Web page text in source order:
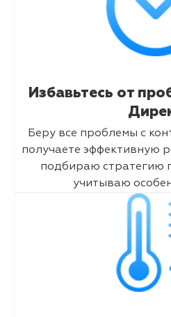
Избавьтесь от
Беру все проблемы с
получаете эффективную
подбираю стратегию
учитываю